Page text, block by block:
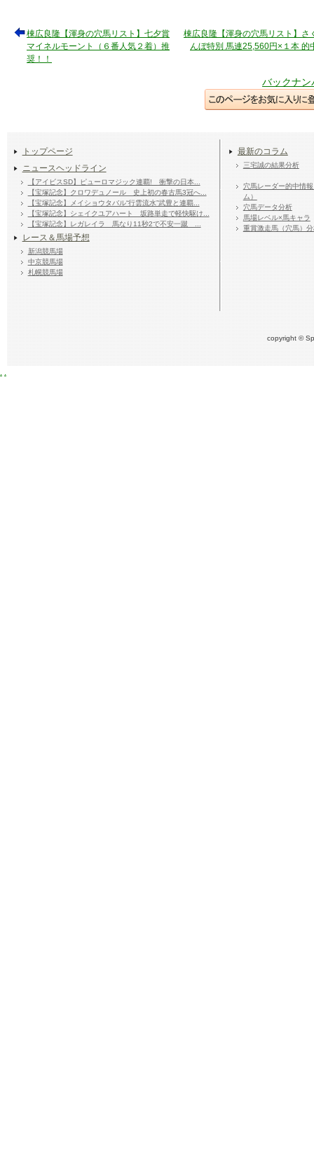
棟広良隆【渾身の穴馬リスト】七夕賞
マイネルモーント（６番人気２着）推
奨！！
棟広良隆【渾身の穴馬リスト】さ
んぼ特別 馬連25,560円×１本 的
バックナン
トップページ
ニュースヘッドライン
【アイビスSD】ピューロマジック連覇! 衝撃の日本...
【宝塚記念】クロワデュノール 史上初の春古馬3冠へ...
【宝塚記念】メイショウタバル“行雲流水”武豊と連覇...
【宝塚記念】シェイクユアハート 坂路単走で軽快駆け...
【宝塚記念】レガレイラ 馬なり11秒2で不安一蹴 ...
レース＆馬場予想
新潟競馬場
中京競馬場
札幌競馬場
最新のコラム
三宅誠の結果分析
穴馬レーダー的中情
ム）
穴馬データ分析
馬場レベル×馬キャラ
重賞激走馬（穴馬）
copyright ©
. .